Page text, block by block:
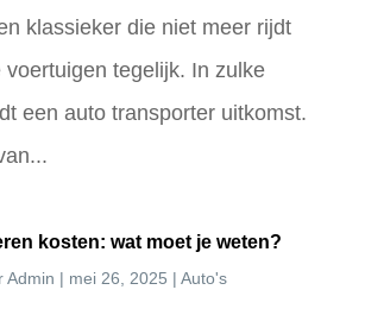
klassieker die niet meer rijdt
voertuigen tegelijk. In zulke
een auto transporter uitkomst.
kosten: wat moet je weten?
Admin | mei 26, 2025 |Auto's